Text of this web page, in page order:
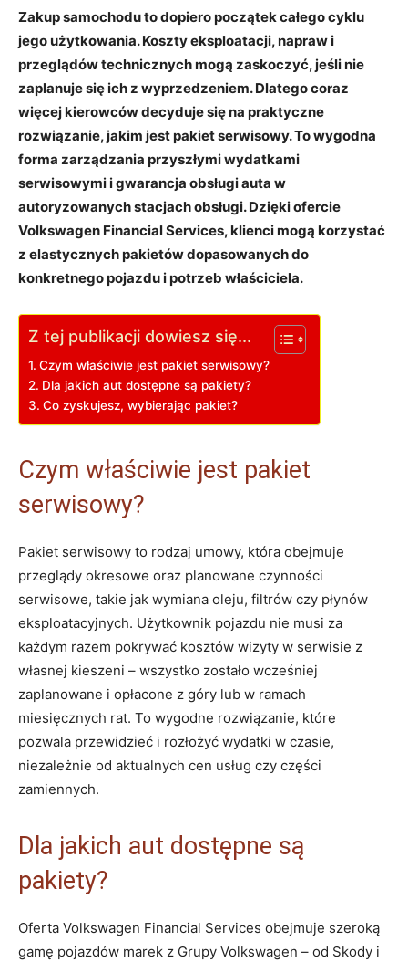
Zakup samochodu to dopiero początek całego cyklu
jego użytkowania. Koszty eksploatacji, napraw i
przeglądów technicznych mogą zaskoczyć, jeśli nie
zaplanuje się ich z wyprzedzeniem. Dlatego coraz
więcej kierowców decyduje się na praktyczne
rozwiązanie, jakim jest pakiet serwisowy. To wygodna
forma zarządzania przyszłymi wydatkami
serwisowymi i gwarancja obsługi auta w
autoryzowanych stacjach obsługi. Dzięki ofercie
Volkswagen Financial Services, klienci mogą korzystać
z elastycznych pakietów dopasowanych do
konkretnego pojazdu i potrzeb właściciela.
Z tej publikacji dowiesz się...
Czym właściwie jest pakiet serwisowy?
Dla jakich aut dostępne są pakiety?
Co zyskujesz, wybierając pakiet?
Czym właściwie jest pakiet
serwisowy?
Pakiet serwisowy to rodzaj umowy, która obejmuje
przeglądy okresowe oraz planowane czynności
serwisowe, takie jak wymiana oleju, filtrów czy płynów
eksploatacyjnych. Użytkownik pojazdu nie musi za
każdym razem pokrywać kosztów wizyty w serwisie z
własnej kieszeni – wszystko zostało wcześniej
zaplanowane i opłacone z góry lub w ramach
miesięcznych rat. To wygodne rozwiązanie, które
pozwala przewidzieć i rozłożyć wydatki w czasie,
niezależnie od aktualnych cen usług czy części
zamiennych.
Dla jakich aut dostępne są
pakiety?
Oferta Volkswagen Financial Services obejmuje szeroką
gamę pojazdów marek z Grupy Volkswagen – od Skody i